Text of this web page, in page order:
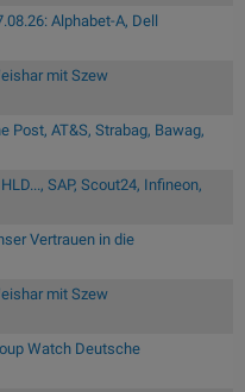
Alphabet-A, Dell
mit Szew
Post, AT&S, Strabag, Bawag,
SAP, Scout24, Infineon,
Vertrauen in die
mit Szew
Watch Deutsche